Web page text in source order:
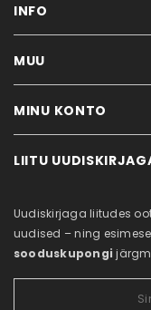
INFO
Logi sisse
Tagasiside / Klienditugi
Koostööpartneritele
Privaatsustingimused
Kataloogid
MUU
Kaubamärgid
Uued tooted
MINU KONTO
Minu konto
Tellitud tooted
LIITU
Uudiskirjaga liitudes
uudised – ning esimese
sooduskupongi